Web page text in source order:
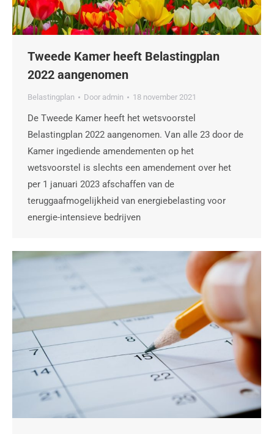
Tweede Kamer heeft Belastingplan
2022 aangenomen
Belastingplan Door admin 18 november 2021
De Tweede Kamer heeft het wetsvoorstel
Belastingplan 2022 aangenomen. Van alle 23 door de
Kamer ingediende amendementen op het
wetsvoorstel is slechts een amendement over het
per 1 januari 2023 afschaffen van de
teruggaafmogelijkheid van energiebelasting voor
energie-intensieve bedrijven